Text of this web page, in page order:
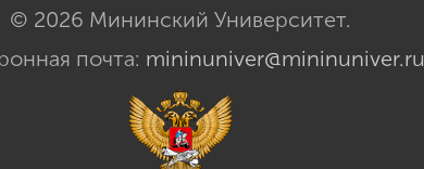
© 2026 Мининский Университет.
почта: mininuniver@mininuniver.ru